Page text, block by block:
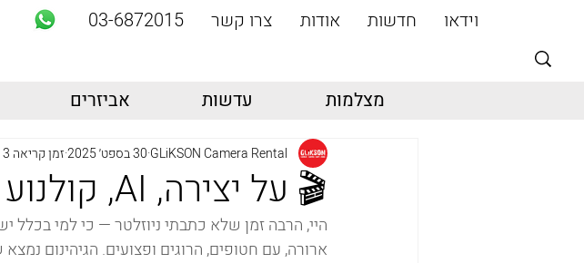
וידאו חדשות אודות צרו קשר 03-6872015
מצלמות עדשות אביזרים
🎬 על יצירה, AI, קולנוע ותקווה
GLiKSON Camera Rental 30 בספט׳ 2025 זמן קריאה 3 דקות
היי, הרבה זמן שלא כתבתי ניוזלטר — כי למי
ארורה, עם חטופים, הרוגים ופצועים. הגיהינום